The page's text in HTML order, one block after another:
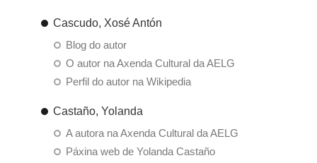
Cascudo, Xosé Antón
Blog do autor
O autor na Axenda Cultural da AELG
Perfil do autor na Wikipedia
Castaño, Yolanda
A autora na Axenda Cultural da AELG
Páxina web de Yolanda Castaño